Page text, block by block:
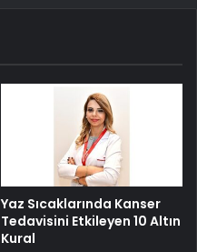
Yaz Sıcaklarında Kanser
Tedavisini Etkileyen 10 Altın
Kural